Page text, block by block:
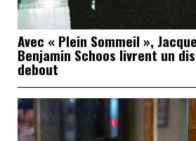
Avec « Plein Sommeil »,
Benjamin Schoos livrent un
debout